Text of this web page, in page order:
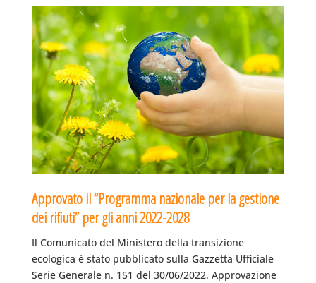
Approvato il “Programma nazionale per la gestione
dei rifiuti” per gli anni 2022-2028
Il Comunicato del Ministero della transizione
ecologica è stato pubblicato sulla Gazzetta Ufficiale
Serie Generale n. 151 del 30/06/2022. Approvazione